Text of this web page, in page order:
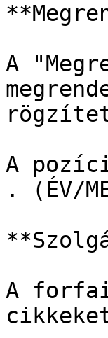
A
A
. (ÉV/
A